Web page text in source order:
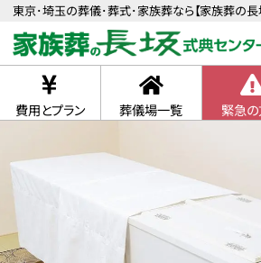
東京･埼玉の葬儀･葬式･家族葬なら【家族葬の長
費用とプラン 葬儀場一覧 緊急